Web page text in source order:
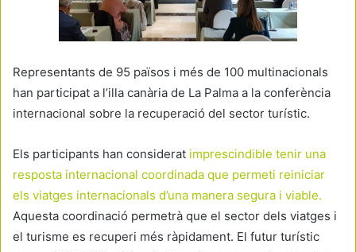
Representants de 95 països i més de 100 multinacionals
han participat a l’illa canària de La Palma a la conferència
internacional sobre la recuperació del sector turístic.
Els participants han considerat imprescindible tenir una
resposta internacional coordinada que permeti reiniciar
els viatges internacionals d’una manera segura i viable.
Aquesta coordinació permetrà que el sector dels viatges i
el turisme es recuperi més ràpidament. El futur turístic